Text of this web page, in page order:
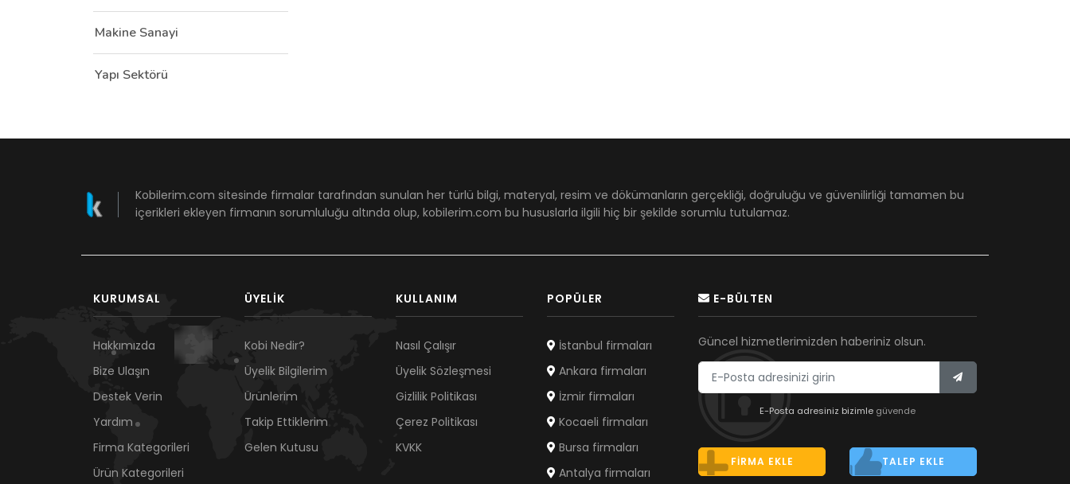
Makine Sanayi
Yapı Sektörü
Kobilerim.com sitesinde firmalar tarafından sunulan her türlü bilgi, materyal, resim ve dökümanların gerçekliği, doğruluğu ve güvenilirliği tamamen bu
içerikleri ekleyen firmanın sorumluluğu altında olup, kobilerim.com bu hususlarla ilgili hiç bir şekilde sorumlu tutulamaz.
KURUMSAL
Hakkımızda
Bize Ulaşın
Destek Verin
Yardım
Firma Kategorileri
Ürün Kategorileri
ÜYELIK
Kobi Nedir?
Üyelik Bilgilerim
Ürünlerim
Takip Ettiklerim
Gelen Kutusu
KULLANIM
Nasıl Çalışır
Üyelik Sözleşmesi
Gizlilik Politikası
Çerez Politikası
KVKK
POPÜLER
İstanbul firmaları
Ankara firmaları
İzmir firmaları
Kocaeli firmaları
Bursa firmaları
Antalya firmaları
E-BÜLTEN
Güncel hizmetlerimizden haberiniz olsun.
E-Posta adresiniz bizimle güvende
FIRMA EKLE TALEP EKLE